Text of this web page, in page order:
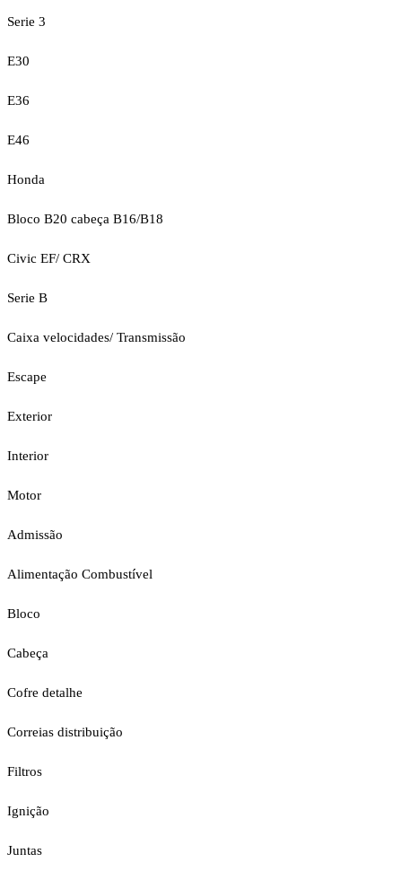
Serie 3
E30
E36
E46
Honda
Bloco B20 cabeça B16/B18
Civic EF/ CRX
Serie B
Caixa velocidades/ Transmissão
Escape
Exterior
Interior
Motor
Admissão
Alimentação Combustível
Bloco
Cabeça
Cofre detalhe
Correias distribuição
Filtros
Ignição
Juntas